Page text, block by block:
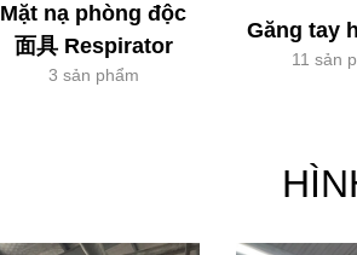
Mặt nạ phòng độc
面具 Respirator
3 sản phẩm
Găng tay
11 sản